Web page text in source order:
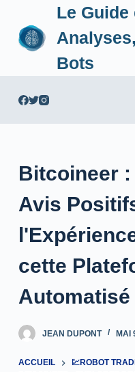
a
u
Le Guide
Bots
Bitcoineer
Avis
cette
Automatisé
JEAN DUPONT MAI
ACCUEIL
💹ROBOT